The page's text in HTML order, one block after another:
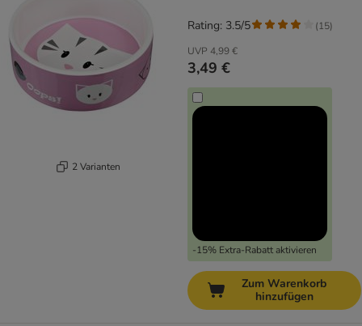
2 Varianten
UVP 4,99 €
3,49 €
-15% Extra-Rabatt aktivieren
Rating: 3.5/5 (15)
Zum Warenkorb
hinzufügen